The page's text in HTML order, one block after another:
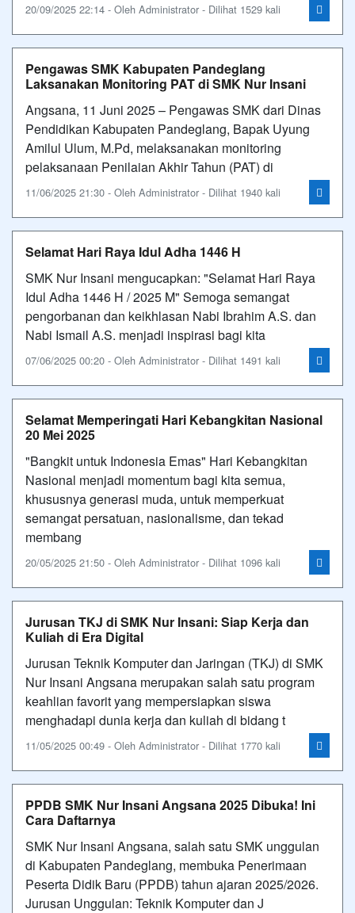
20/09/2025 22:14 - Oleh Administrator - Dilihat 1529 kali
Pengawas SMK Kabupaten Pandeglang
Laksanakan Monitoring PAT di SMK Nur Insani
Angsana, 11 Juni 2025 – Pengawas SMK dari Dinas
Pendidikan Kabupaten Pandeglang, Bapak Uyung
Amilul Ulum, M.Pd, melaksanakan monitoring
pelaksanaan Penilaian Akhir Tahun (PAT) di
11/06/2025 21:30 - Oleh Administrator - Dilihat 1940 kali
Selamat Hari Raya Idul Adha 1446 H
SMK Nur Insani mengucapkan: "Selamat Hari Raya
Idul Adha 1446 H / 2025 M" Semoga semangat
pengorbanan dan keikhlasan Nabi Ibrahim A.S. dan
Nabi Ismail A.S. menjadi inspirasi bagi kita
07/06/2025 00:20 - Oleh Administrator - Dilihat 1491 kali
Selamat Memperingati Hari Kebangkitan Nasional
20 Mei 2025
"Bangkit untuk Indonesia Emas" Hari Kebangkitan
Nasional menjadi momentum bagi kita semua,
khususnya generasi muda, untuk memperkuat
semangat persatuan, nasionalisme, dan tekad
membang
20/05/2025 21:50 - Oleh Administrator - Dilihat 1096 kali
Jurusan TKJ di SMK Nur Insani: Siap Kerja dan
Kuliah di Era Digital
Jurusan Teknik Komputer dan Jaringan (TKJ) di SMK
Nur Insani Angsana merupakan salah satu program
keahlian favorit yang mempersiapkan siswa
menghadapi dunia kerja dan kuliah di bidang t
11/05/2025 00:49 - Oleh Administrator - Dilihat 1770 kali
PPDB SMK Nur Insani Angsana 2025 Dibuka! Ini
Cara Daftarnya
SMK Nur Insani Angsana, salah satu SMK unggulan
di Kabupaten Pandeglang, membuka Penerimaan
Peserta Didik Baru (PPDB) tahun ajaran 2025/2026.
Jurusan Unggulan: Teknik Komputer dan J